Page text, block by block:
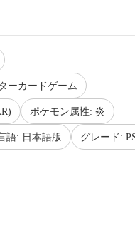
ーカードゲーム
ポケモン属性: 炎
語: 日本語版 グレード: